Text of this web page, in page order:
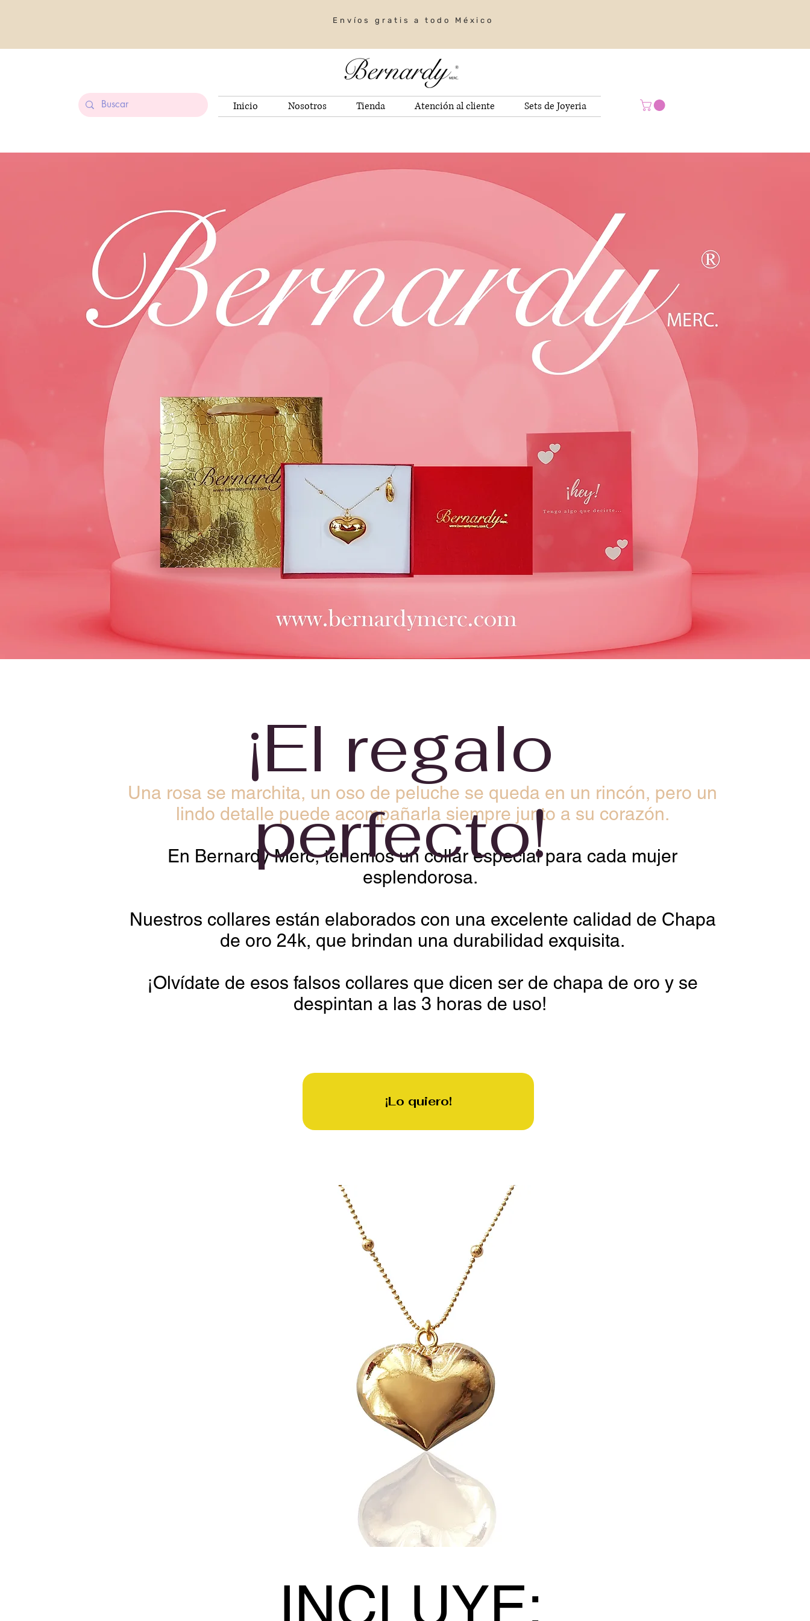
Envíos gratis a todo México
Inicio Nosotros Tienda Atención al cliente Sets de Joyeria
Una rosa se marchita, un oso de peluche se queda en un rincón, pero un
lindo detalle puede acompañarla siempre junto a su corazón.
En Bernardy Merc, tenemos un collar especial para cada mujer
esplendorosa.
Nuestros collares están elaborados con una excelente calidad de Chapa
de oro 24k, que brindan una durabilidad exquisita.
¡Olvídate de esos falsos collares que dicen ser de chapa de oro y se
despintan a las 3 horas de uso!
¡El regalo
perfecto!
¡Lo quiero!
INCLUYE: